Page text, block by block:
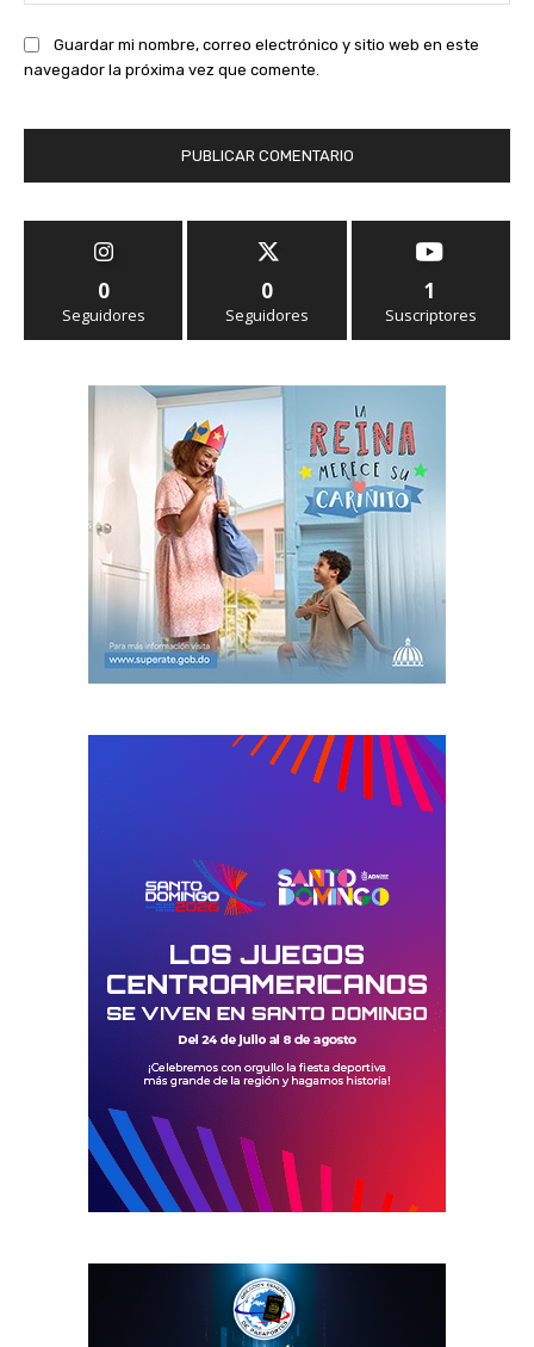
Guardar mi nombre, correo electrónico y sitio web en este
navegador la próxima vez que comente.
0
Seguidores
0
Seguidores
1
Suscriptores